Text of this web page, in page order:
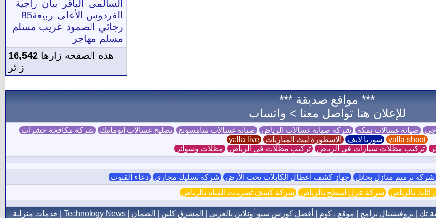
السالمى
الباقر بيان راجية
الفردوس الأعلى ربيعة85
رجائي الصمود غريب مسلم
مسلم مهاجر
هذه الصفحة زارها 16,542
زائر
*** مواقع صديقة ***
للإعلان هنا تواصل معنا > واتساب
جي صيانة غسالات بمكة شركة صيانة غسالات الرياض صيانة غسالات سامسونج تصليح غسالات اتوماتيك شركة مكافحة حشرات
yalla shoot
سوريا لايف الاسطورة لبث المباريات yalla live
تركيب مظلات سيارات في الرياض تركيب مظلات في الرياض مظلات وسواتر
شركة ترميم منازل بحائل جهاز كشف اعطال الكابلات تحت الأرض شركة تسليك مجاري دعاء القنوت
بالرياض شركة عزل اسطح بالرياض شركة كشف تسربات المياه بالرياض
تك بروفيشنال برامج موقع . كوم أفضل كورس سيو أونلاين بالعربي المشرق كلين الضمان Technology News خدمات منزلية